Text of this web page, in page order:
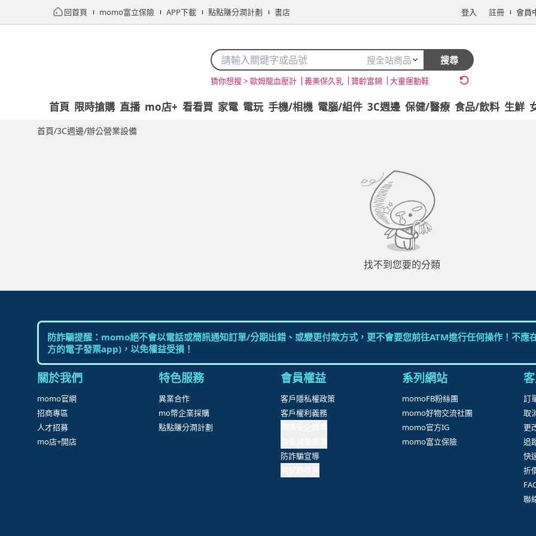
回首頁 momo富立保險 APP下載 點點賺分潤計劃 書店 登入 註冊 會員
搜全站商品 搜尋
猜你想搜 > 歐姆龍血壓計 義美保久乳 寶齡富錦 大童運動鞋
首頁 限時搶購 直播 mo店+ 看看買 家電 電玩 手機/相機 電腦/組件 3C週邊 保健/醫療 食品/飲料 生鮮
首頁/3C週邊/辦公營業設備
找不到您要的分類
防詐騙提醒：momo絕不會以電話或簡訊通知訂單/分期出錯、或變更付款方式，更不會要您前往ATM進行任何操作！不
方的電子發票app)，以免權益受損！
關於我們
momo官網
招商專區
人才招募
mo店+開店
特色服務
異業合作
mo幣企業採購
點點賺分潤計劃
會員權益
客戶隱私權政策
客戶權利義務
防詐騙宣導
系列網站
momoFB粉絲團
momo好物交流社團
momo官方IG
momo富立保險
訂
取
更
追
快
折
聯